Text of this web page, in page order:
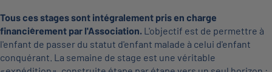
Tous ces stages sont intégralement pris en charge
financièrement par l'Association. L'objectif est de permettre à
l'enfant de passer du statut d'enfant malade à celui d'enfant
conquérant. La semaine de stage est une véritable